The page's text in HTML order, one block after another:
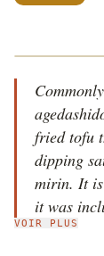
fried tofu
dipping
mirin. It
it was
called
VOIR PLUS